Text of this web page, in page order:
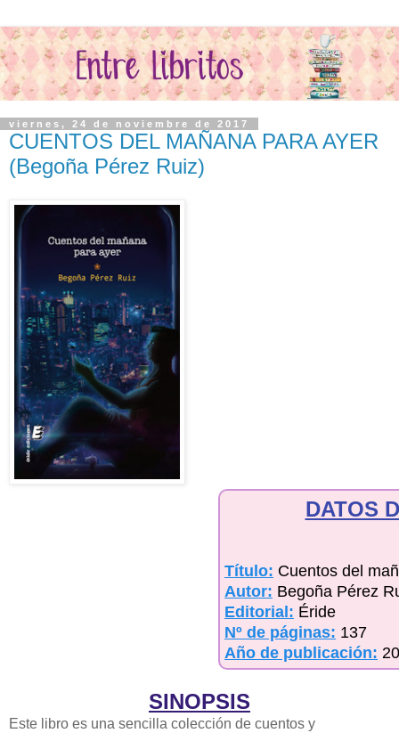
viernes, 24 de noviembre de 2017
CUENTOS DEL MAÑANA PARA AYER
(Begoña Pérez Ruiz)
DATOS
Título: Cuentos del
Autor: Begoña Pérez
Editorial: Éride
Nº de páginas: 137
Año de publicación:
SINOPSIS
Este libro es una sencilla colección de cuentos y